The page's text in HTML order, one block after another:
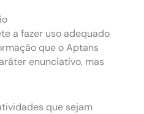
a fazer uso adequado
que o Aptans
enunciativo, mas
que sejam